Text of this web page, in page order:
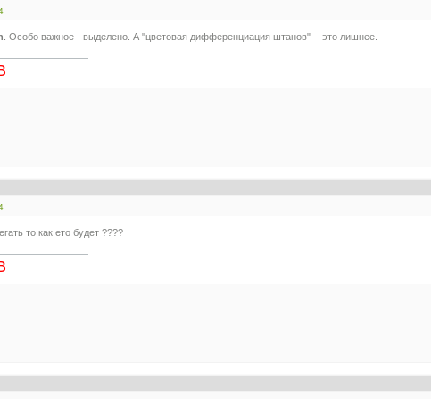
. Особо важное - выделено. А "цветовая дифференциация штанов" - это лишнее.
то как ето будет ????